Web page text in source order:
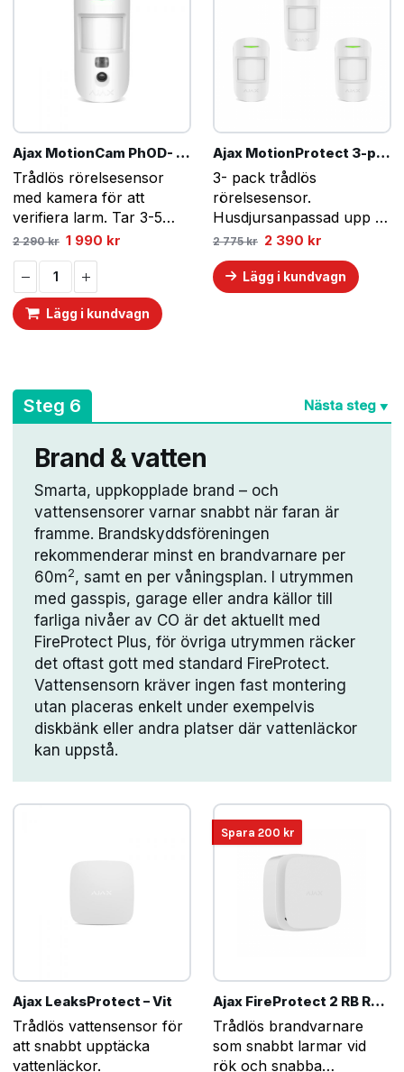
Ajax MotionCam PhOD- Vit
Trådlös rörelsesensor
med kamera för att
verifiera larm. Tar 3-5
bilder vid utlöst larm.
Husdjursanpassad upp till
20 kg. Med Safelands
larmcentral kan 112
kontaktas vid visuell akut
2 290kr Det
priset
var:
2
1 990 krDet
990 kr.
Lägg i kundvagn
Ajax MotionProtect 3-pack – Vit
3- pack trådlös
rörelsesensor.
Husdjursanpassad upp till
20kg.
2 775kr Det
priset
var:
2
2 390 krDet
priset
är:
2
Lägg i kundvagn
Steg 6 Nästa steg ▼
Brand & vatten
Smarta, uppkopplade brand – och
vattensensorer varnar snabbt när faran är
framme. Brandskyddsföreningen
rekommenderar minst en brandvarnare per
60m2, samt en per våningsplan. I utrymmen
med gasspis, garage eller andra källor till
farliga nivåer av CO är det aktuellt med
FireProtect Plus, för övriga utrymmen räcker
det oftast gott med standard FireProtect.
Vattensensorn kräver ingen fast montering
utan placeras enkelt under exempelvis
diskbänk eller andra platser där vattenläckor
kan uppstå.
Ajax LeaksProtect – Vit
Trådlös vattensensor för
att snabbt upptäcka
vattenläckor.
Spara 200 kr
Ajax FireProtect 2 RB Rök/Värme – Vit
Trådlös brandvarnare
som snabbt larmar vid
rök och snabba